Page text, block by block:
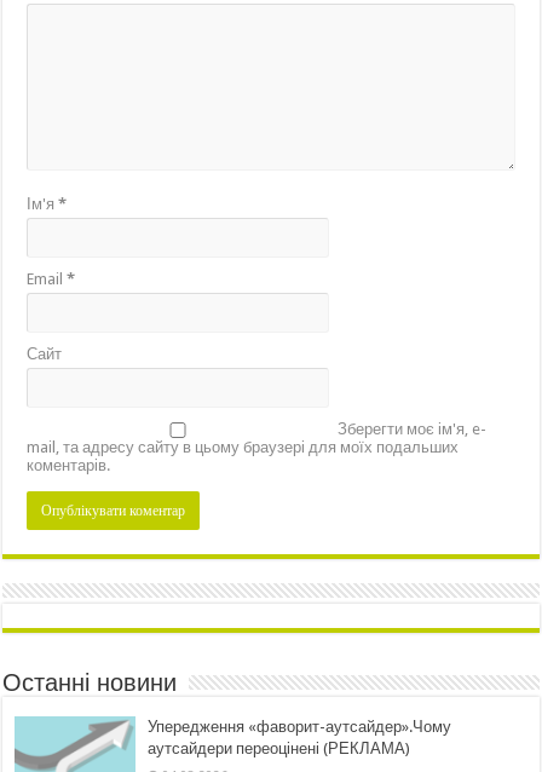
Ім'я*
Email*
Сайт
Зберегти моє ім'я, e-
mail, та адресу сайту в цьому браузері для моїх подальших
коментарів.
Останні новини
Упередження «фаворит-аутсайдер».Чому
аутсайдери переоцінені (РЕКЛАМА)